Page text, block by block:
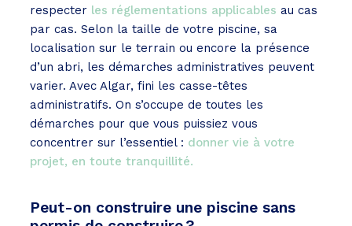
respecter les réglementations applicables au cas
par cas. Selon la taille de votre piscine, sa
localisation sur le terrain ou encore la présence
d’un abri, les démarches administratives peuvent
varier. Avec Algar, fini les casse-têtes
administratifs. On s’occupe de toutes les
démarches pour que vous puissiez vous
concentrer sur l’essentiel : donner vie à votre
projet, en toute tranquillité.
Peut-on construire une piscine sans